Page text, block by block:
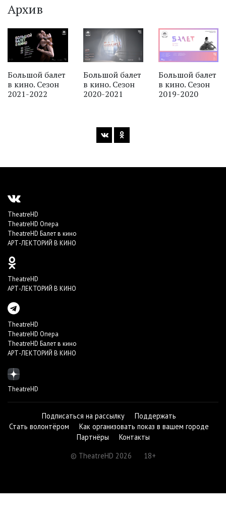
Архив
Большой балет
в кино. Сезон
2021-2022
Большой балет
в кино. Сезон
2020-2021
Большой балет
в кино. Сезон
2019-2020
TheatreHD
TheatreHD Опера
TheatreHD Балет в кино
АРТ-ЛЕКТОРИЙ В КИНО
TheatreHD
АРТ-ЛЕКТОРИЙ В КИНО
TheatreHD
TheatreHD Опера
TheatreHD Балет в кино
АРТ-ЛЕКТОРИЙ В КИНО
TheatreHD
Подписаться на рассылку
Поддержать
Стать волонтёром
Как организовать показ в вашем городе
Партнёры
Контакты
© TheatreHD 2026
18+